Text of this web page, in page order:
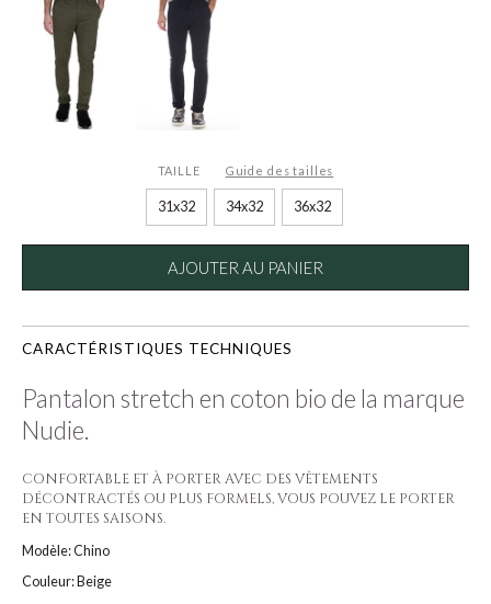
TAILLE Guide des tailles
31x32 34x32 36x32
AJOUTER AU PANIER
CARACTÉRISTIQUES TECHNIQUES
Pantalon stretch en coton bio de la marque
Nudie.
CONFORTABLE ET À PORTER AVEC DES VÊTEMENTS
DÉCONTRACTÉS OU PLUS FORMELS, VOUS POUVEZ LE PORTER
EN TOUTES SAISONS.
Modèle: Chino
Couleur: Beige